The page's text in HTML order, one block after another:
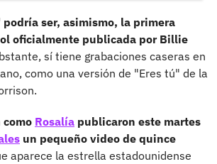
ser, asimismo, la primera
oficialmente publicada por Billie
sí tiene grabaciones caseras en
como una versión de "Eres tú" de la
Rosalía publicaron este martes
un pequeño video de quince
aparece la estrella estadounidense